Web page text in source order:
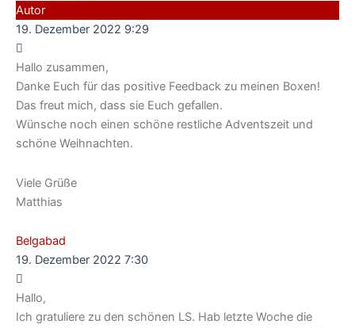
Autor
19. Dezember 2022 9:29
Hallo zusammen,
Danke Euch für das positive Feedback zu meinen Boxen!
Das freut mich, dass sie Euch gefallen.
Wünsche noch einen schöne restliche Adventszeit und
schöne Weihnachten.
Viele Grüße
Matthias
Belgabad
19. Dezember 2022 7:30
Hallo,
Ich gratuliere zu den schönen LS. Hab letzte Woche die